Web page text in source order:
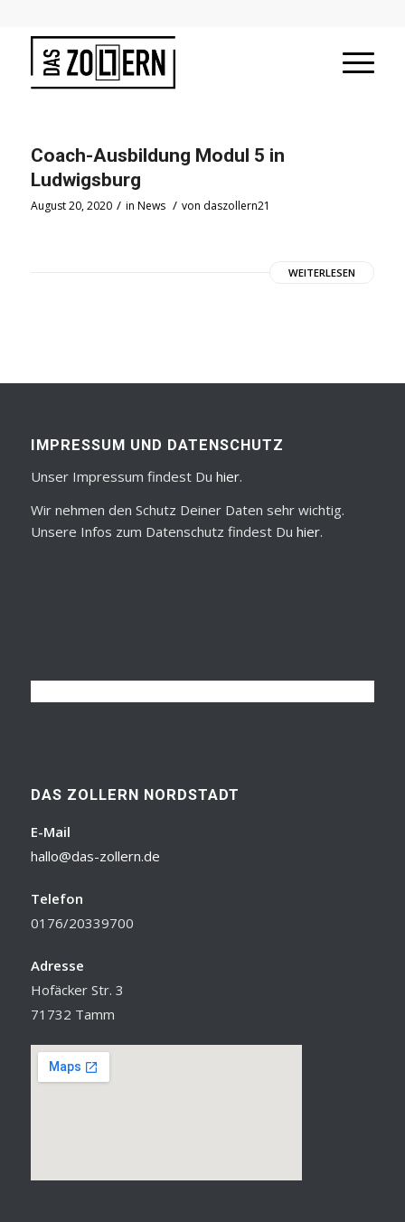
Coach-Ausbildung Modul 5 in
Ludwigsburg
August 20, 2020 / in News / von daszollern21
WEITERLESEN
IMPRESSUM UND DATENSCHUTZ
Unser Impressum findest Du hier.
Wir nehmen den Schutz Deiner Daten sehr wichtig.
Unsere Infos zum Datenschutz findest Du hier.
DAS ZOLLERN NORDSTADT
E-Mail
hallo@das-zollern.de
Telefon
0176/20339700
Adresse
Hofäcker Str. 3
71732 Tamm